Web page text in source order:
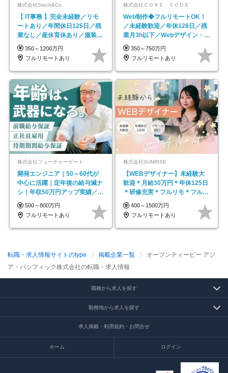
株式会社Stech&Co.
【 IT事務 】完全未経験／リモ
ートあり／年間休日125日／残
業なし／産休育休あり／服装・
髪型自由／毎年昇給
350～1200万円
フルリモートあり
株式会社ＣＯＲＥ ＣＯＤＥ
Web制作◆フルリモートOK！
／未経験歓迎／年休128日／残
業月3h以下／Webデザイン・
ECサイトやHP制作
350～750万円
フルリモートあり
株式会社フューチャーゲート
開発エンジニア｜50～60代が
中心に活躍｜定年後の給与減ナ
シ｜年収50万円アップ実績／昇
給率92％（直近3年）
500～800万円
フルリモートあり
株式会社SUNRISE
【WEBデザイナー】未経験大
歓迎＊月給30万円＊年休125日
＊研修充実＊フルリモ＊フルフ
レックス＊
400～1500万円
フルリモートあり
転職・求人情報サイトのtype 掲載企業一覧
オープンティービー アジ
ア・パシフィック株式会社の転職・求人情報
職種から求人を探す
勤務地から求人を探す
求人掲載・利用規約・お問合せ
ホーム ログイン